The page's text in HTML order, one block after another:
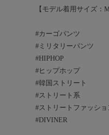
【モデル着用サイズ：
#カーゴパンツ
#ミリタリーパンツ
#HIPHOP
#ヒップホップ
#韓国ストリート
#ストリート系
#ストリートファッショ
#DIVINER